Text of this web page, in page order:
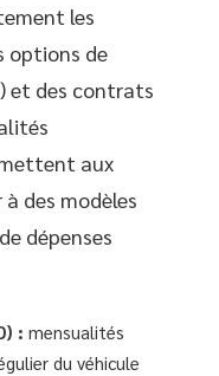
les
options de
et des contrats
aux
des modèles
dépenses
: mensualités
du véhicule